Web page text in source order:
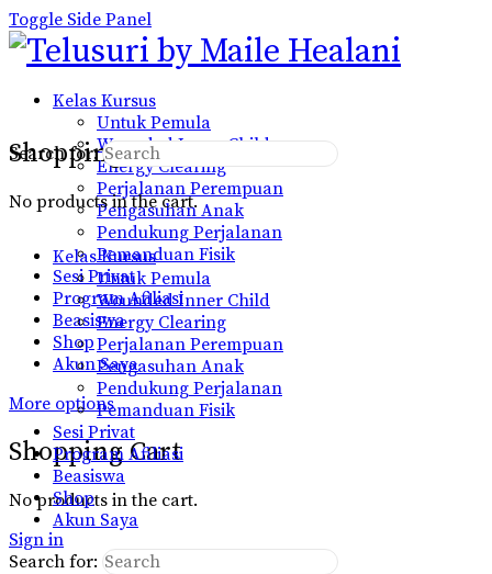
Toggle Side Panel
Kelas Kursus
Untuk Pemula
Wounded Inner Child
Energy Clearing
Perjalanan Perempuan
Pengasuhan Anak
Pendukung Perjalanan
Pemanduan Fisik
Sesi Privat
Program Afiliasi
Beasiswa
Shop
Akun Saya
More options
Shopping Cart
No products in the cart.
Sign in
Shopping Cart
No products in the cart.
Search for:
Kelas Kursus
Untuk Pemula
Wounded Inner Child
Energy Clearing
Perjalanan Perempuan
Pengasuhan Anak
Pendukung Perjalanan
Pemanduan Fisik
Sesi Privat
Program Afiliasi
Beasiswa
Shop
Akun Saya
Search for: